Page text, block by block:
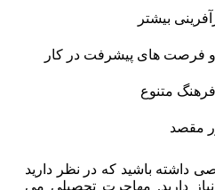
بیشتر
و فرصت های پیشرفت در کار
متنوع
مقصد
داشته باشید که در نظر دارید
دارید. مهاجرت تحصیلی می